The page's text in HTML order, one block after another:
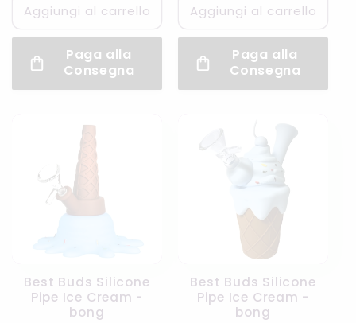
Aggiungi al carrello
Paga alla
Consegna
listino
Aggiungi al carrello
Paga alla
Consegna
Best Buds Silicone
Pipe Ice Cream -
bong
Best Buds Silicone
Pipe Ice Cream -
bong